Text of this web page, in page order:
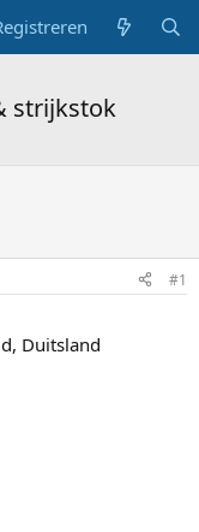
strijkstok
#1
Duitsland